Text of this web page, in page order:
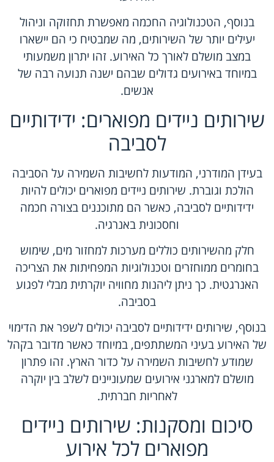
בנוסף, הטכנולוגיה החכמה מאפשרת תחזוקה וניהול
יעילים יותר של השירותים, מה שמבטיח כי הם יישארו
במצב מושלם לאורך כל האירוע. זהו יתרון משמעותי
במיוחד באירועים גדולים שבהם ישנה תנועה רבה של
אנשים.
שירותים ניידים מפוארים: ידידותיים
לסביבה
בעידן המודרני, המודעות לחשיבות השמירה על הסביבה
הולכת וגוברת. שירותים ניידים מפוארים יכולים להיות
ידידותיים לסביבה, כאשר הם מתוכננים בצורה חכמה
וחסכונית באנרגיה.
חלק מהשירותים כוללים מערכות למחזור מים, שימוש
בחומרים ממוחזרים וטכנולוגיות המפחיתות את הצריכה
האנרגטית. כך ניתן ליהנות מחוויה יוקרתית מבלי לפגוע
בסביבה.
בנוסף, שירותים ידידותיים לסביבה יכולים לשפר את הדימוי
של האירוע בעיני המשתתפים, במיוחד כאשר מדובר בקהל
שמודע לחשיבות השמירה על כדור הארץ. זהו פתרון
מושלם למארגני אירועים שמעוניינים לשלב בין יוקרה
לאחריות חברתית.
סיכום ומסקנות: שירותים ניידים
מפוארים לכל אירוע